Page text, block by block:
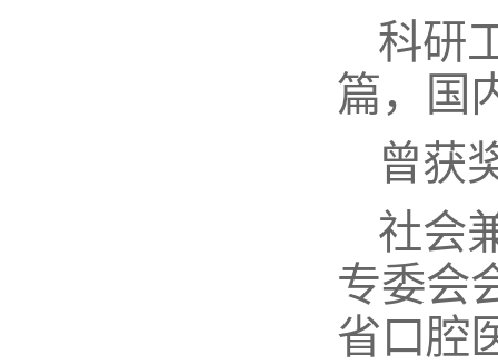
科研
篇，国
曾获
社会
专委会
省口腔